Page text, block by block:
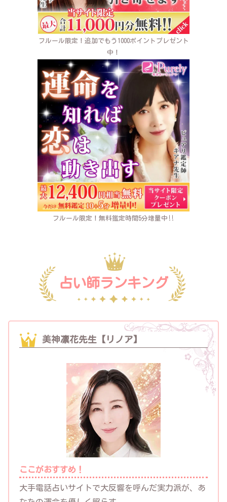
フルール限定！追加でもう1000ポイントプレゼント
中！
フルール限定！無料鑑定時間5分増量中‼
占い師ランキング
美神凛花先生【リノア】
ここがおすすめ！
大手電話占いサイトで大反響を呼んだ実力派が、あ